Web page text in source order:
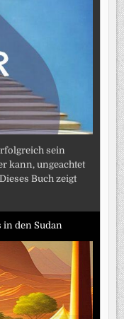
sein
kann, ungeachtet
Buch zeigt
in den Sudan